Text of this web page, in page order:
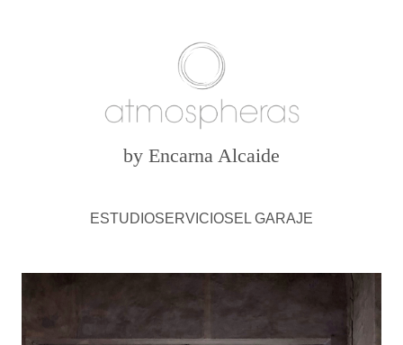
by Encarna Alcaide
ESTUDIOSERVICIOSEL GARAJE